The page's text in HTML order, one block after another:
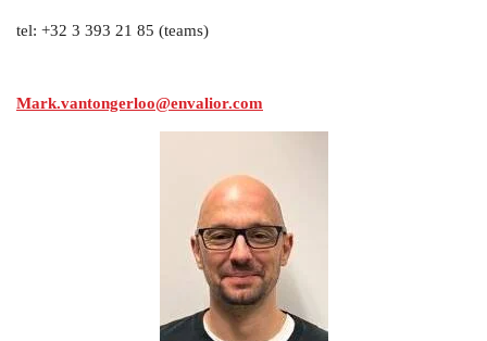
tel: +32 3 393 21 85 (teams)
Mark.vantongerloo@envalior.com